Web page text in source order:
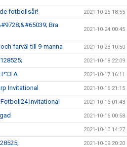
fotbollsår! 2021-10-25 18:55
Bra
2021-10-24 00:45
farväl till 9-manna 2021-10-23 10:50
2021-10-18 22:09
A 2021-10-17 16:11
Invitational 2021-10-16 21:15
Invitational 2021-10-16 01:43
2021-10-16 00:58
2021-10-10 14:27
2021-10-09 20:20